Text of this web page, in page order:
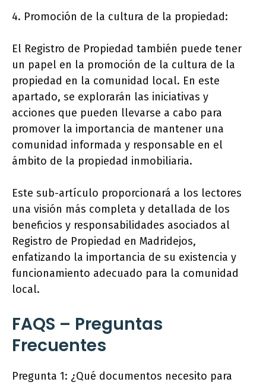
4. Promoción de la cultura de la propiedad:
El Registro de Propiedad también puede tener
un papel en la promoción de la cultura de la
propiedad en la comunidad local. En este
apartado, se explorarán las iniciativas y
acciones que pueden llevarse a cabo para
promover la importancia de mantener una
comunidad informada y responsable en el
ámbito de la propiedad inmobiliaria.
Este sub-artículo proporcionará a los lectores
una visión más completa y detallada de los
beneficios y responsabilidades asociados al
Registro de Propiedad en Madridejos,
enfatizando la importancia de su existencia y
funcionamiento adecuado para la comunidad
local.
FAQS – Preguntas
Frecuentes
Pregunta 1: ¿Qué documentos necesito para